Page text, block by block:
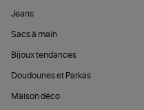
Jeans
Sacs à main
Bijoux tendances
Doudounes et Parkas
Maison déco